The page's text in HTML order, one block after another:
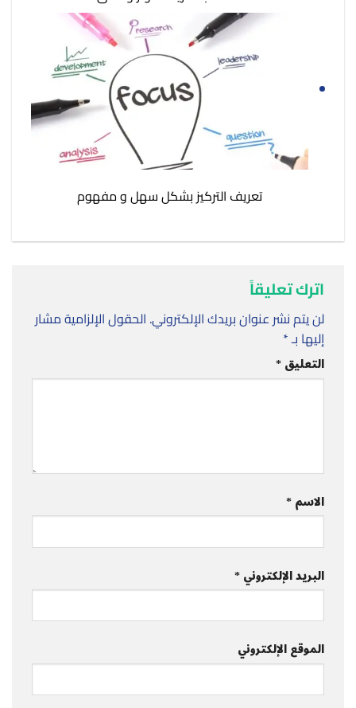
تعريف التركيز بشكل سهل و مفهوم
اترك تعليقاً
لن يتم نشر عنوان بريدك الإلكتروني. الحقول الإلزامية مشار
إليها بـ*
التعليق*
الاسم*
البريد الإلكتروني*
الموقع الإلكتروني